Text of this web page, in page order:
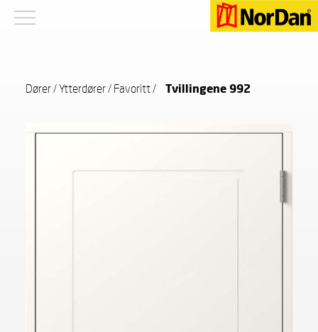
Dører/Ytterdører/ Favoritt/ Tvillingene 992